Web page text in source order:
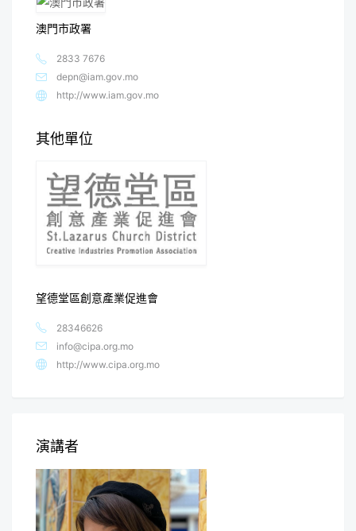
澳門市政署
2833 7676
depn@iam.gov.mo
http://www.iam.gov.mo
其他單位
望德堂區創意產業促進會
28346626
info@cipa.org.mo
http://www.cipa.org.mo
演講者